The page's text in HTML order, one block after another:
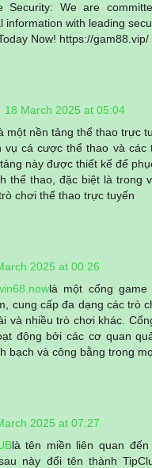
Security: We are
information with leading
Now! https://gam88.vip/
18 March 2025 at 05:04
một nền tảng thể thao trực
vụ cá cược thể thao và các
này được thiết kế để
thể thao, đặc biệt là trong
chơi thể thao trực tuyến
2025 at 00:26
là một cổng
cung cấp đa dạng các trò
và nhiều trò chơi khác.
động bởi các cơ quan
bạch và công bằng trong
2025 at 07:27
là tên miền liên quan
này đổi tên thành